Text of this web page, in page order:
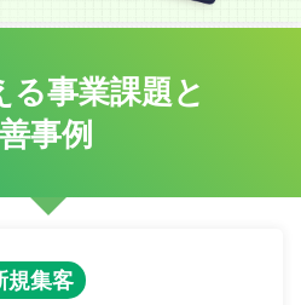
る事業課題と
事例
規集客